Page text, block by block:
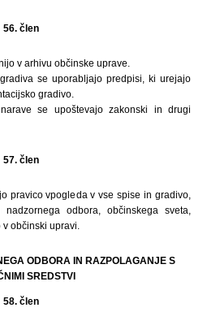
56. člen
v arhivu občinske uprave.
se uporabljajo predpisi, ki urejajo
gradivo.
se upoštevajo zakonski in drugi
57. člen
pravico vpogleda v vse spise in gradivo,
odbora, občinskega sveta,
občinski upravi.
ODBORA IN RAZPOLAGANJE S
SREDSTVI
58. člen